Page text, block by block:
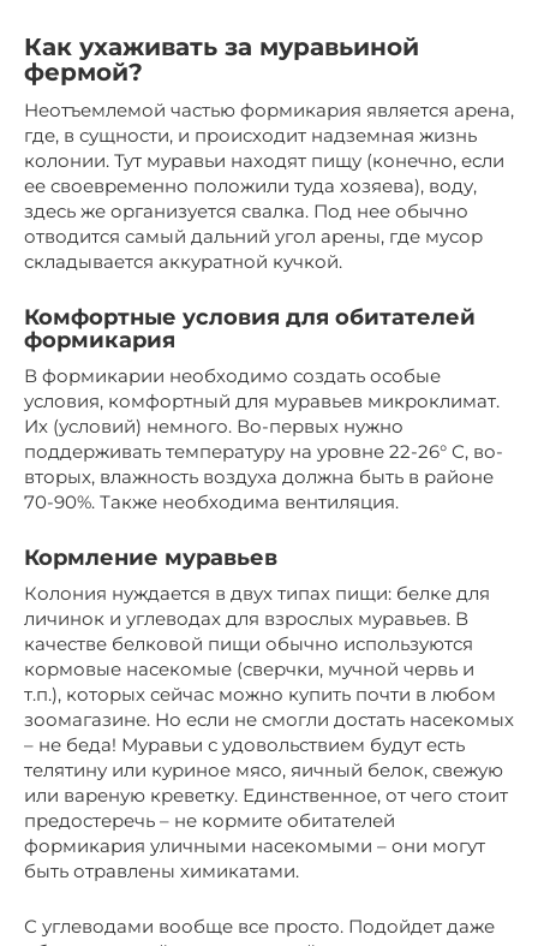
Как ухаживать за муравьиной
фермой?
Неотъемлемой частью формикария является арена,
где, в сущности, и происходит надземная жизнь
колонии. Тут муравьи находят пищу (конечно, если
ее своевременно положили туда хозяева), воду,
здесь же организуется свалка. Под нее обычно
отводится самый дальний угол арены, где мусор
складывается аккуратной кучкой.
Комфортные условия для обитателей
формикария
В формикарии необходимо создать особые
условия, комфортный для муравьев микроклимат.
Их (условий) немного. Во-первых нужно
поддерживать температуру на уровне 22-26° С, во-
вторых, влажность воздуха должна быть в районе
70-90%. Также необходима вентиляция.
Кормление муравьев
Колония нуждается в двух типах пищи: белке для
личинок и углеводах для взрослых муравьев. В
качестве белковой пищи обычно используются
кормовые насекомые (сверчки, мучной червь и
т.п.), которых сейчас можно купить почти в любом
зоомагазине. Но если не смогли достать насекомых
– не беда! Муравьи с удовольствием будут есть
телятину или куриное мясо, яичный белок, свежую
или вареную креветку. Единственное, от чего стоит
предостеречь – не кормите обитателей
формикария уличными насекомыми – они могут
быть отравлены химикатами.
С углеводами вообще все просто. Подойдет даже